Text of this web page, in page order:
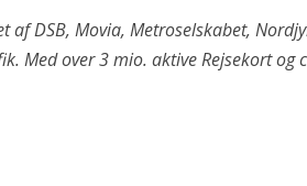
af DSB, Movia, Metroselskabet,
Med over 3 mio. aktive Rejsekort